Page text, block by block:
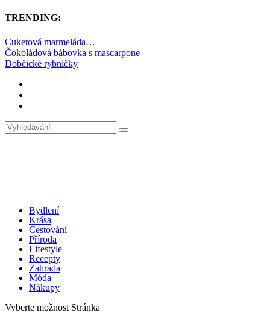
TRENDING:
Cuketová marmeláda…
Čokoládová bábovka s mascarpone
Dobčické rybníčky
Bydlení
Krása
Cestování
Příroda
Lifestyle
Recepty
Zahrada
Móda
Nákupy
Vyberte možnost Stránka